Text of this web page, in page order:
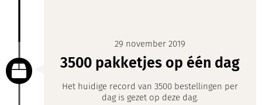
29 november 2019
3500 pakketjes op één dag
Het huidige record van 3500 bestellingen per
dag is gezet op deze dag.